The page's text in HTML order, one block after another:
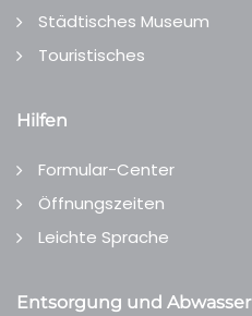
Städtisches Museum
Touristisches
Hilfen
Formular-Center
Öffnungszeiten
Leichte Sprache
Entsorgung und Abwasser